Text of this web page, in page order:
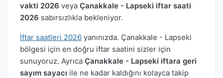
vakti 2026 veya Çanakkale - Lapseki iftar saati
2026 sabırsızlıkla bekleniyor.
İftar saatleri 2026 yanınızda. Çanakkale - Lapseki
bölgesi için en doğru iftar saatini sizler için
sunuyoruz. Ayrıca Çanakkale - Lapseki iftara geri
sayım sayacı ile ne kadar kaldığını kolayca takip